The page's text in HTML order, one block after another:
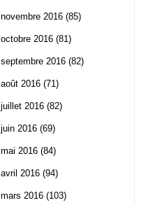
novembre 2016 (85)
octobre 2016 (81)
septembre 2016 (82)
août 2016 (71)
juillet 2016 (82)
juin 2016 (69)
mai 2016 (84)
avril 2016 (94)
mars 2016 (103)